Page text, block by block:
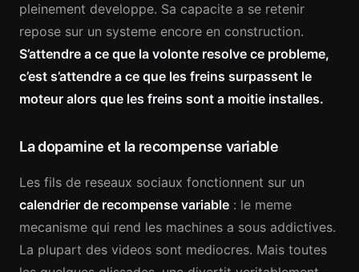
pleinement developpe. Sa capacite a se retenir
repose sur un systeme encore en construction.
S’attendre a ce que la volonte resolve ce probleme,
c’est s’attendre a ce que les freins surpassent le
moteur alors que les freins sont a moitie installes.
La dopamine et la recompense variable
Les fils de reseaux sociaux fonctionnent sur un
calendrier de recompense variable : le meme
mecanisme qui rend les machines a sous addictives.
La plupart des videos sont mediocres. Mais toutes